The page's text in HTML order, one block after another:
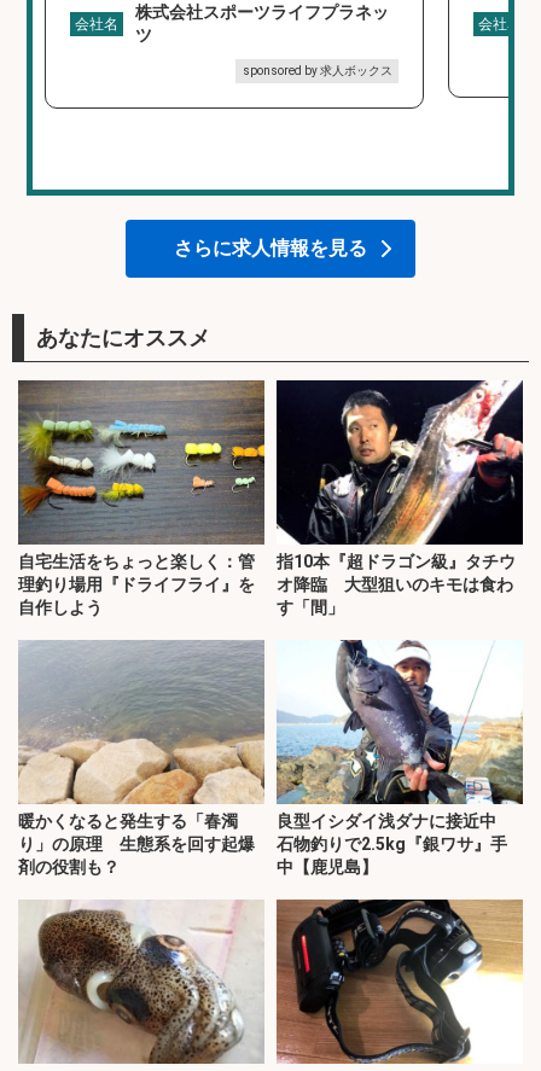
会社名
株式会社スポーツライフプラネッ
ツ
sponsored by 求人ボックス
会社名
さらに求人情報を見る
あなたにオススメ
自宅生活をちょっと楽しく：管
理釣り場用『ドライフライ』を
自作しよう
指10本『超ドラゴン級』タチウ
オ降臨 大型狙いのキモは食わ
す「間」
暖かくなると発生する「春濁
り」の原理 生態系を回す起爆
剤の役割も？
良型イシダイ浅ダナに接近中
石物釣りで2.5kg『銀ワサ』手
中【鹿児島】